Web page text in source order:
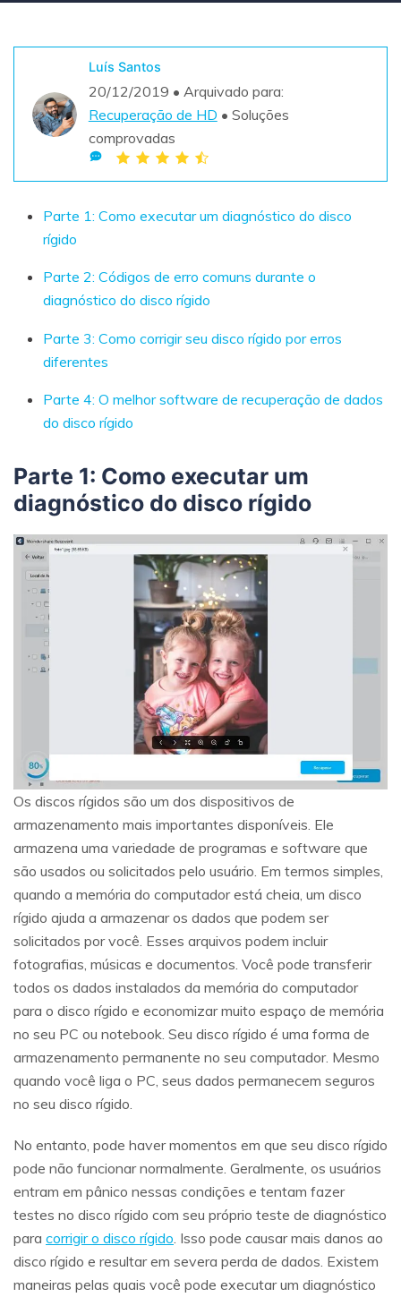
Teste Grátis
Recoverit Grátis
Recupere dados perdidos/excluídos gratuitamente
Teste Grátis
Outros Produtos
Repairit - Reparar Dados
UBackit - Backup de Dados
search
Teste Online
Luís Santos
20/12/2019 • Arquivado para:
Recuperação de HD • Soluções
comprovadas
Parte 1: Como executar um diagnóstico do disco
rígido
Parte 2: Códigos de erro comuns durante o
diagnóstico do disco rígido
Parte 3: Como corrigir seu disco rígido por erros
diferentes
Parte 4: O melhor software de recuperação de dados
do disco rígido
Parte 1: Como executar um
diagnóstico do disco rígido
Os discos rígidos são um dos dispositivos de
armazenamento mais importantes disponíveis. Ele
armazena uma variedade de programas e software que
são usados ou solicitados pelo usuário. Em termos simples,
quando a memória do computador está cheia, um disco
rígido ajuda a armazenar os dados que podem ser
solicitados por você. Esses arquivos podem incluir
fotografias, músicas e documentos. Você pode transferir
todos os dados instalados da memória do computador
para o disco rígido e economizar muito espaço de memória
no seu PC ou notebook. Seu disco rígido é uma forma de
armazenamento permanente no seu computador. Mesmo
quando você liga o PC, seus dados permanecem seguros
no seu disco rígido.
No entanto, pode haver momentos em que seu disco rígido
pode não funcionar normalmente. Geralmente, os usuários
entram em pânico nessas condições e tentam fazer
testes no disco rígido com seu próprio teste de diagnóstico
para corrigir o disco rígido. Isso pode causar mais danos ao
disco rígido e resultar em severa perda de dados. Existem
maneiras pelas quais você pode executar um diagnóstico